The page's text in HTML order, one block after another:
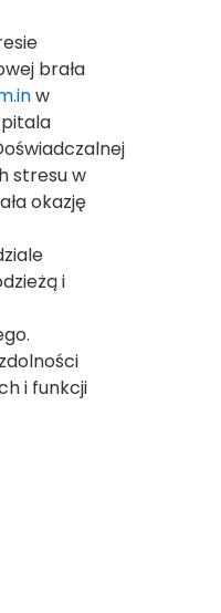
brała
w
stresu w
okazję
i
i funkcji